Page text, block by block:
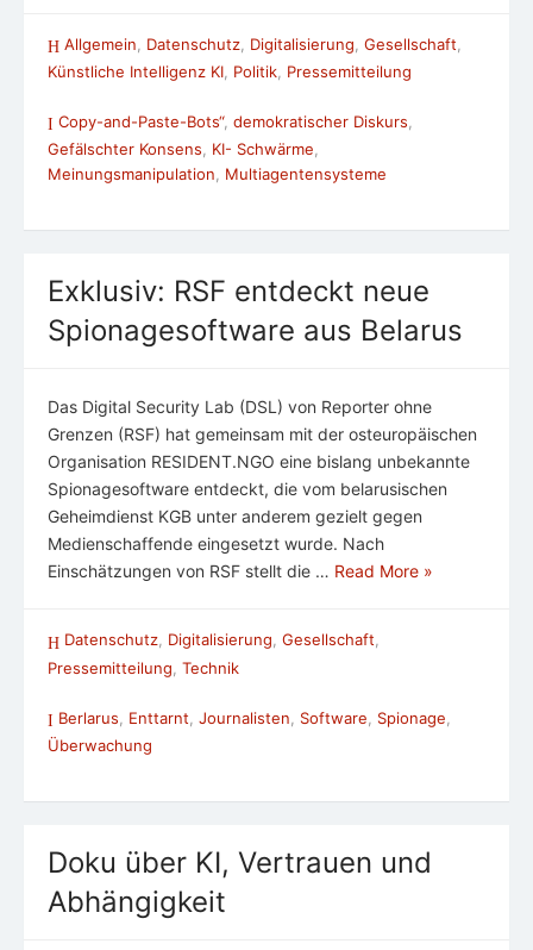
Allgemein Datenschutz Digitalisierung Gesellschaft
Künstliche Intelligenz KI Politik Pressemitteilung
Copy-and-Paste-Bots“, demokratischer Diskurs
Gefälschter Konsens, KI- Schwärme,
Meinungsmanipulation, Multiagentensysteme
Exklusiv: RSF entdeckt neue
Spionagesoftware aus Belarus
Das Digital Security Lab (DSL) von Reporter ohne
Grenzen (RSF) hat gemeinsam mit der osteuropäischen
Organisation RESIDENT.NGO eine bislang unbekannte
Spionagesoftware entdeckt, die vom belarusischen
Geheimdienst KGB unter anderem gezielt gegen
Medienschaffende eingesetzt wurde. Nach
Einschätzungen von RSF stellt die … Read More »
Datenschutz, Digitalisierung, Gesellschaft,
Pressemitteilung Technik
Berlarus Enttarnt Journalisten Software Spionage
Überwachung
Doku über KI, Vertrauen und
Abhängigkeit